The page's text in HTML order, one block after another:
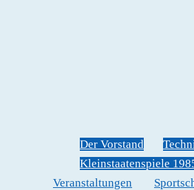
Der Vorstand
Kleinstaatenspiele
Veranstaltungen